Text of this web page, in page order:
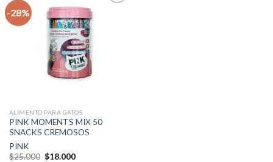
-28%
ALIMENTO PARA GATOS
PINK MOMENTS MIX 50
SNACKS CREMOSOS
PINK
$25.000 El
$18.000El